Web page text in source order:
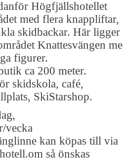
Högfjällshotellet
med flera knappliftar,
skidbackar. Här ligger
Knattesvängen
figurer.
ca 200 meter.
skidskola, café,
SkiStarshop.
vecka
kan köpas till via
så önskas